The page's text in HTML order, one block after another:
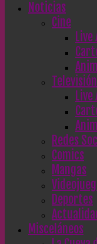
Noticias
Cine
Televisión
Redes
Comics
Mangas
Deportes
Misceláneos